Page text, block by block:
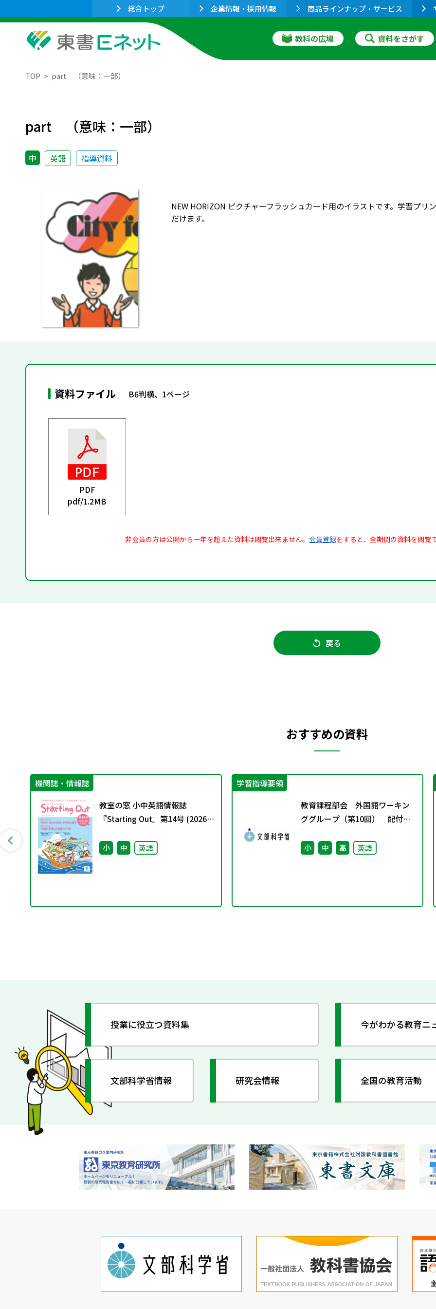
総合トップ 企業情報・採用情報 商品ラインナップ・サービス
教科の広場 資料をさがす
TOP part （意味：一部）
part （意味：一部）
中 英語 指導資料
NEW HORIZON ピクチャーフラッシュカード用のイラストです。学習プ
だけます。
資料ファイル B6判横、1ページ
PDF
pdf/1.2MB
非会員の方は公開から一年を超えた資料は閲覧出来ません。 会員登録をすると、全期間の資料を閲覧
戻る
おすすめの資料
機関誌・情報誌
教室の窓 小中英語情報誌
『Starting Out』第14号 (2026
年春号)
小 中 英語
学習指導要領
教育課程部会 外国語ワーキン
ググループ（第10回） 配付資
料
小 中 高 英語
授業に役立つ資料集 今がわかる教育ニ
文部科学省情報 研究会情報 全国の教育活動